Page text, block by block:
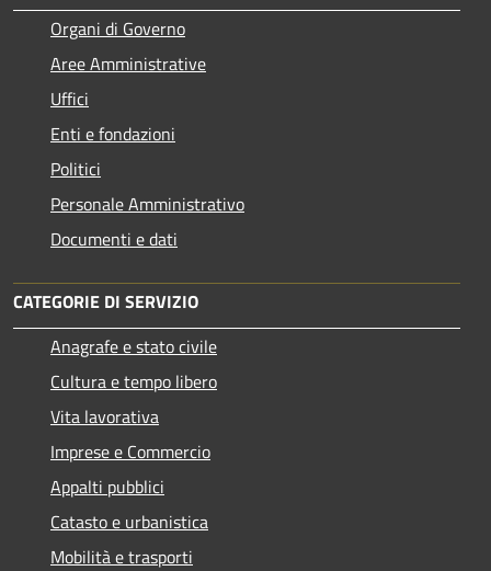
Organi di Governo
Aree Amministrative
Uffici
Enti e fondazioni
Politici
Personale Amministrativo
Documenti e dati
CATEGORIE DI SERVIZIO
Anagrafe e stato civile
Cultura e tempo libero
Vita lavorativa
Imprese e Commercio
Appalti pubblici
Catasto e urbanistica
Mobilità e trasporti